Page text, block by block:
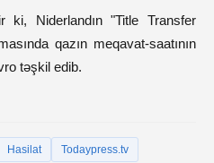
ki, Niderlandın "Title Transfer
qazın meqavat-saatının
təşkil edib.
Hasilat Todaypress.tv